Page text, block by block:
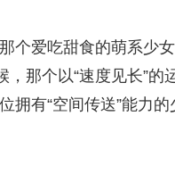
个爱吃甜食的萌系少
那个以“速度见长”
拥有“空间传送”能力